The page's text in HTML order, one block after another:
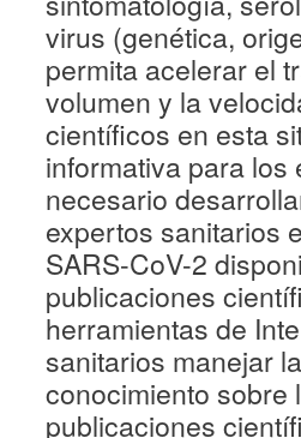
virus (genética,
permita acelerar el
volumen y la
científicos en esta
informativa para
necesario
expertos sanitarios
SARS-CoV-2
publicaciones
herramientas de
sanitarios manejar
conocimiento sobre
publicaciones